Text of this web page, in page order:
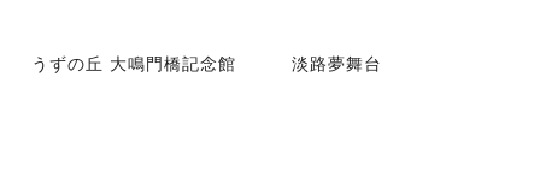
うずの丘 大鳴門橋記念館 淡路夢舞台